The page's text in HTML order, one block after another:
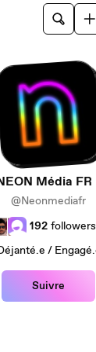
Média FR
@Neonmediafr
192 followers
Suivre